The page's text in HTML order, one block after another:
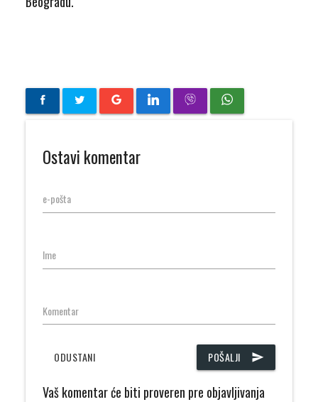
Ostavi komentar
e-pošta
Ime
Komentar
POŠALJI send
ODUSTANI
Vaš komentar će biti proveren pre objavljivanja